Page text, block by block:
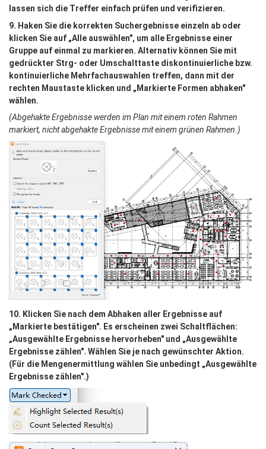
lassen sich die Treffer einfach prüfen und verifizieren.
9. Haken Sie die korrekten Suchergebnisse einzeln ab oder
klicken Sie auf „Alle auswählen", um alle Ergebnisse einer
Gruppe auf einmal zu markieren. Alternativ können Sie mit
gedrückter Strg- oder Umschalttaste diskontinuierliche bzw.
kontinuierliche Mehrfachauswahlen treffen, dann mit der
rechten Maustaste klicken und „Markierte Formen abhaken"
wählen.
(Abgehakte Ergebnisse werden im Plan mit einem roten Rahmen
markiert, nicht abgehakte Ergebnisse mit einem grünen Rahmen.)
10. Klicken Sie nach dem Abhaken aller Ergebnisse auf
„Markierte bestätigen". Es erscheinen zwei Schaltflächen:
„Ausgewählte Ergebnisse hervorheben" und „Ausgewählte
Ergebnisse zählen". Wählen Sie je nach gewünschter Aktion.
(Für die Mengenermittlung wählen Sie unbedingt „Ausgewählte
Ergebnisse zählen".)